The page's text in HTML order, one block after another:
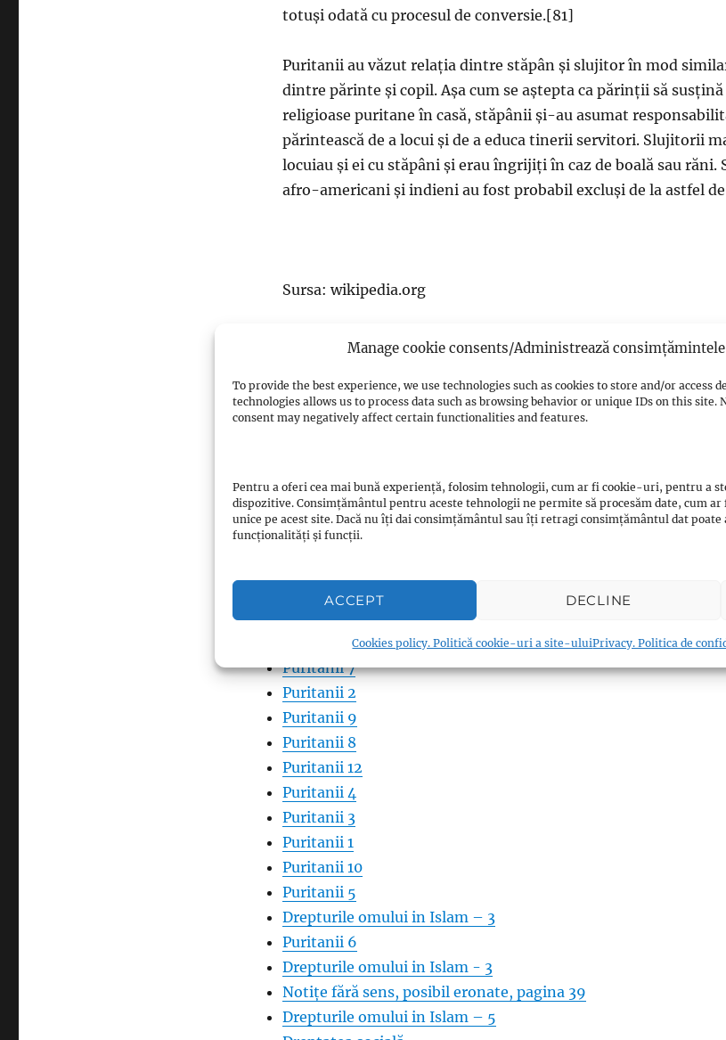
Manage cookie consents/Administrează
To provide the best experience, we use technologies such as cookies to store and/or access
technologies allows us to process data such as browsing behavior or unique IDs on this
consent may negatively affect certain functionalities and features.
Pentru a oferi cea mai bună experiență, folosim tehnologii, cum ar fi cookie-uri, pentru a
dispozitive. Consimțământul pentru aceste tehnologii ne permite să procesăm date, cum
unice pe acest site. Dacă nu îți dai consimțământul sau îți retragi consimțământul dat
funcționalități și funcții.
ACCEPT DECLINE
Cookies policy. Politică cookie-uri a site-uluiPrivacy. Politica de
totuși odată cu procesul de conversie.[81]
Puritanii au văzut relația dintre stăpân și slujitor în mod
dintre părinte și copil. Așa cum se aștepta ca părinții să
religioase puritane în casă, stăpânii și-au asumat
părintească de a locui și de a educa tinerii servitori. Slujitorii
locuiau și ei cu stăpâni și erau îngrijiți în caz de boală sau răni.
afro-americani și indieni au fost probabil excluși de la astfel
Sursa: wikipedia.org
Licență: https://creativecommons.org/licenses/by-sa/3.0/
Textul a fost tradus.
Facebook 0 Twitter/X 0 WhatsApp 0
Pinterest
LinkedIn 0 Print
Related Posts:
Puritanii 7
Puritanii 2
Puritanii 9
Puritanii 8
Puritanii 12
Puritanii 4
Puritanii 3
Puritanii 1
Puritanii 10
Puritanii 5
Drepturile omului in Islam – 3
Puritanii 6
Drepturile omului in Islam - 3
Notițe fără sens, posibil eronate, pagina 39
Drepturile omului in Islam – 5